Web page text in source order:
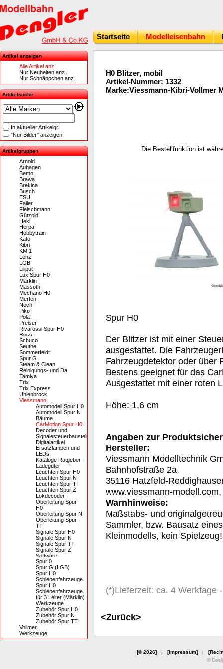
Startseite Modelleisenbahn
Artikel anzeigen
Alle Artikel anz.
Nur Neuheiten anz.
Nur Schnäppchen anz.
Artikelsuche
In aktueller Artikelgr.
"Nur Bilder" anzeigen
Artikelgruppen
Arnold
Auhagen
Bemo
Brawa
Brekina
Busch
ESU
Faller
Fleischmann
Gützold
Heki
Herpa
Hobbytrain
Kato
Kibri
KM 1
Lenz
LGB
Liliput
Lux Spur H0
Märklin
Massoth
Mechano H0
Merten
Noch
Piko
Pola
Preiser
Rivarossi Spur H0
Roco
Schuco
Seuthe
Sommerfeldt
Spur G
Steam & Clean
Reinigungs- und Da
Tamiya
Trix
Trix Express
Uhlenbrock
Viessmann
Automodell Spur H0
Automodell Spur N
Bäume
CarMotion Spur H0
Decoder und
Signalesteuerbausteine
Digitalartikel
Ersatzlampen und
LEDs
Kataloge Ratgeber
Ladegüter
Leuchten Spur H0
Leuchten Spur N
Leuchten Spur TT
Leuchten Spur Z
Lokdecoder
Oberleitung Spur
H0
Oberleitung Spur N
Oberleitung Spur
TT
Signale Spur H0
Signale Spur N
Signale Spur TT
Signale Spur Z
Software
Spur 0
Spur G (LGB)
Spur H0
Schienenfahrzeuge
Spur H0
Schienenfahrzeuge
für 3 Leiter (Märklin)
Werkzeuge
Zubehör Spur H0
Zubehör Spur N
Zubehör Spur TT
Vollmer
Werkzeuge
H0 Blitzer, mobil
Artikel-Nummer: 1332
Marke:Viessmann-Kibri-Vollmer
Die Bestellfunktion ist
Spur H0
Der Blitzer ist mit einer
ausgestattet. Die
Fahrzeugdetektor oder über
Bestens geeignet für das
Ausgestattet mit einer roten
Höhe: 1,6 cm
Angaben zur
Hersteller:
Viessmann Modelltechnik
Bahnhofstraße 2a
35116 Hatzfeld-
www.viessmann-modell.com,
Warnhinweise:
Maßstabs- und
Sammler, bzw. Bausatz
Kleinmodells, kein Spielzeug!
(*)Lieferzeit: ca. 4 Werktage
<Zurück>
[© 2026]| [Impressum]|
©